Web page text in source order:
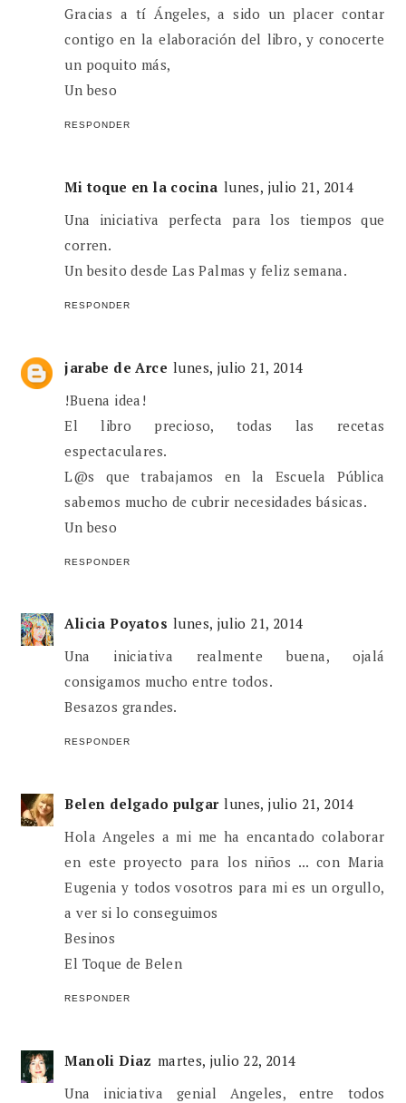
Gracias a tí Ángeles, a sido un placer contar
contigo en la elaboración del libro, y conocerte
un poquito más,
Un beso
RESPONDER
Mi toque en la cocina lunes, julio 21, 2014
Una iniciativa perfecta para los tiempos que
corren.
Un besito desde Las Palmas y feliz semana.
RESPONDER
jarabe de Arce lunes, julio 21, 2014
!Buena idea!
El libro precioso, todas las recetas
espectaculares.
L@s que trabajamos en la Escuela Pública
sabemos mucho de cubrir necesidades básicas.
Un beso
RESPONDER
Alicia Poyatos lunes, julio 21, 2014
Una iniciativa realmente buena, ojalá
consigamos mucho entre todos.
Besazos grandes.
RESPONDER
Belen delgado pulgar lunes, julio 21, 2014
Hola Angeles a mi me ha encantado colaborar
en este proyecto para los niños ... con Maria
Eugenia y todos vosotros para mi es un orgullo,
a ver si lo conseguimos
Besinos
El Toque de Belen
RESPONDER
Manoli Diaz martes, julio 22, 2014
Una iniciativa genial Angeles, entre todos